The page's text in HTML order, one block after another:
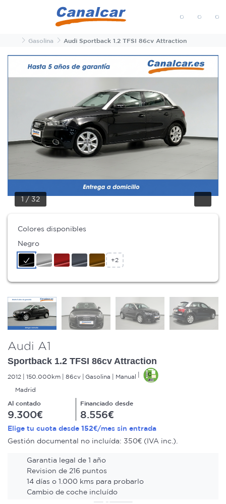
InicioGasolina Audi Sportback 1.2 TFSI 86cv Attraction
1 / 32
Colores disponibles
Negro
+2
Audi A1
Sportback 1.2 TFSI 86cv Attraction
2012 150.000km 86cv Gasolina
Manual
Madrid
Al contado
9.300€
Financiado desde
8.556€
Elige tu cuota desde 152€/mes sin entrada
Gestión documental no incluída: 350€ (IVA inc.).
Garantia legal de 1 año
Revision de 216 puntos
14 días o 1.000 kms para probarlo
Cambio de coche incluído